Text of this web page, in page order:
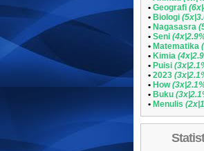
• Geografi
• Biologi
• Nagasasra
• Seni
• Matematika
• Kimia
• Puisi
• 2023
• How
• Buku
• Menulis